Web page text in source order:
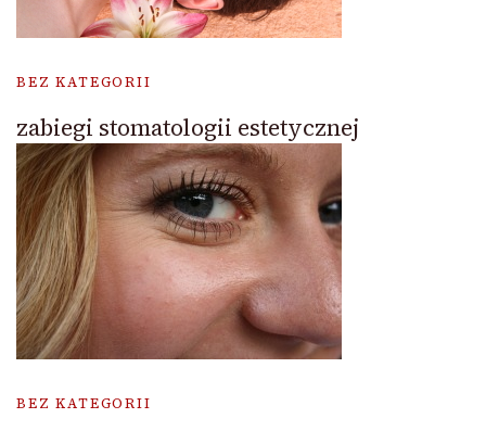
BEZ KATEGORII
zabiegi stomatologii estetycznej
BEZ KATEGORII